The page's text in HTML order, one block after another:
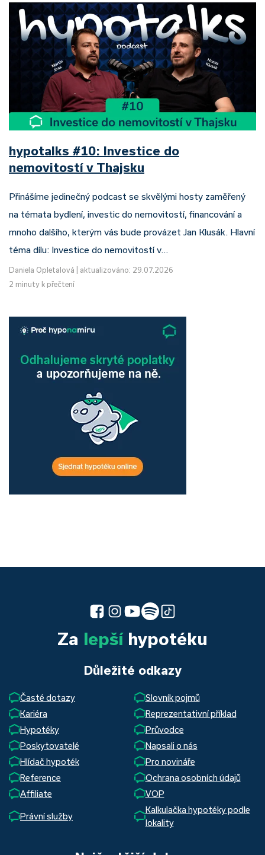
hypotalks #10: Investice do
nemovitostí v Thajsku
Přinášíme jedinečný podcast se skvělými hosty zaměřený
na témata bydlení, investic do nemovitostí, financování a
mnoho dalšího, kterým vás bude provázet Jan Klusák. Hlavní
téma dílu: Investice do nemovitostí v…
Daniela Opletalová
aktualizováno: 29.07.2026
2 minuty k přečtení
Za lepšíhypotéku
Důležité odkazy
Časté dotazy
Slovník pojmů
Kariéra
Reprezentativní příklad
Hypotéky
Průvodce
Poskytovatelé
Napsali o nás
Hlídač hypoték
Pro novináře
Reference
Ochrana osobních údajů
Affiliate
VOP
Právní služby
Kalkulačka hypotéky podle
lokality